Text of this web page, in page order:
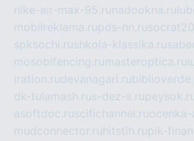
nike-air-max-95.ru nadookna.ru
mobilreklama.rupds-nn.ru
spksochi.rushkola-klassika.ru
mosoblfencing.ru masteroptica.ru
iration.rudevanagari.ru
dk-tulamash.rus-dez-s.ru
asoftdoc.ruscifichannel.ru
mudconnector.ru hitstih.rupik-